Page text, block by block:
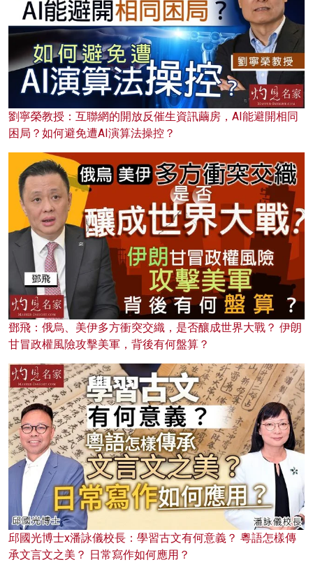
劉寧榮教授：互聯網的開放反催生資訊繭房，AI能避開相同
困局？如何避免遭AI演算法操控？
鄧飛：俄烏、美伊多方衝突交織，是否釀成世界大戰？ 伊朗
甘冒政權風險攻擊美軍，背後有何盤算？
邱國光博士x潘詠儀校長：學習古文有何意義？ 粵語怎樣傳
承文言文之美？ 日常寫作如何應用？